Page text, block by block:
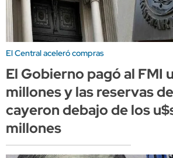
El Central aceleró compras
El Gobierno pagó al FMI
millones y las reservas
cayeron debajo de los
millones